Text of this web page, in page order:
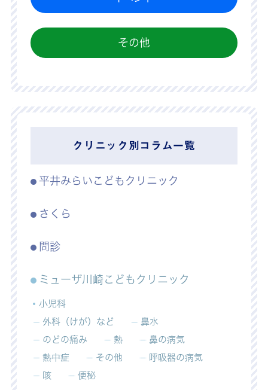
その他
クリニック別コラム一覧
平井みらいこどもクリニック
さくら
問診
ミューザ川崎こどもクリニック
小児科
外科（けが）など
鼻水
のどの痛み
熱
鼻の病気
熱中症
その他
呼吸器の病気
咳
便秘